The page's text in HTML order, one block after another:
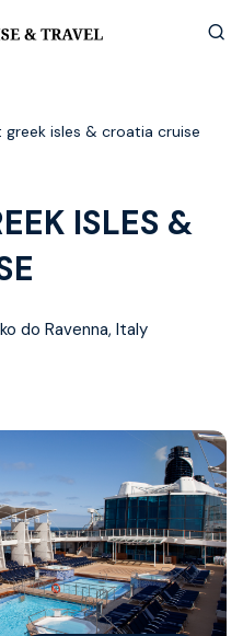
greek isles & croatia cruise
ISLES &
do Ravenna, Italy